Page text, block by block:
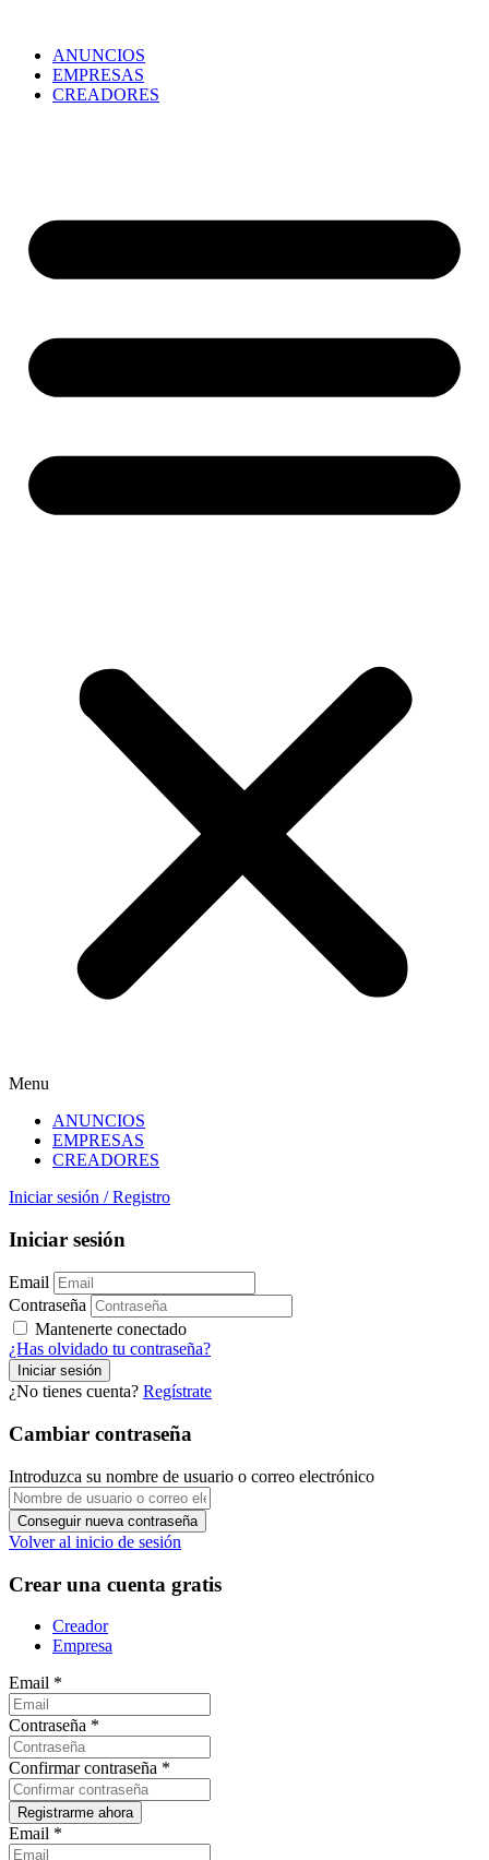
ANUNCIOS
EMPRESAS
CREADORES
Menu
ANUNCIOS
EMPRESAS
CREADORES
Iniciar sesión / Registro
Iniciar sesión
Email
Contraseña
Mantenerte conectado
¿Has olvidado tu contraseña?
¿No tienes cuenta? Regístrate
Cambiar contraseña
Introduzca su nombre de usuario o correo electrónico
Volver al inicio de sesión
Crear una cuenta gratis
Creador
Empresa
Email *
Contraseña *
Confirmar contraseña *
Email *